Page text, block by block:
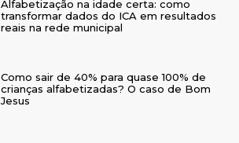
Alfabetização na idade certa: como
transformar dados do ICA em resultados
reais na rede municipal
Como sair de 40% para quase 100% de
crianças alfabetizadas? O caso de Bom
Jesus